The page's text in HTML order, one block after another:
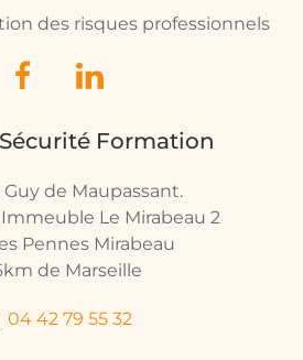
des risques professionnels
Formation
Guy de Maupassant.
Immeuble Le Mirabeau 2
Pennes Mirabeau
de Marseille
04 42 79 55 32